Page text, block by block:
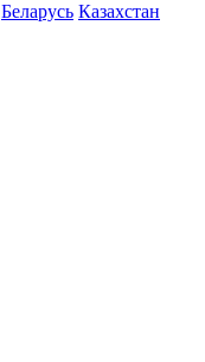
Беларусь Казахстан